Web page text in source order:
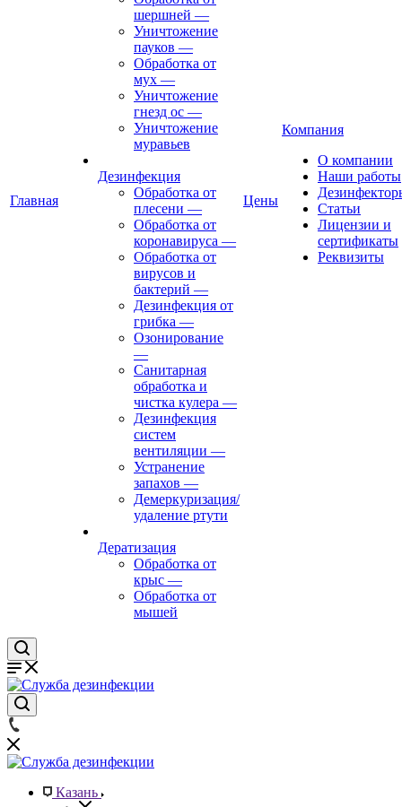
Главная
шершней —
Уничтожение
пауков —
Обработка от
мух —
Уничтожение
гнезд ос —
Уничтожение
муравьев
Дезинфекция
Обработка от
плесени —
Обработка от
коронавируса —
Обработка от
вирусов и
бактерий —
Дезинфекция от
грибка —
Озонирование
—
Санитарная
обработка и
чистка кулера —
Дезинфекция
систем
вентиляции —
Устранение
запахов —
Демеркуризация/
удаление ртути
Дератизация
Обработка от
крыс —
Обработка от
мышей
Цены
Компания
О компании
Наши работы
Статьи
Лицензии и
сертификаты
Реквизиты
Казань